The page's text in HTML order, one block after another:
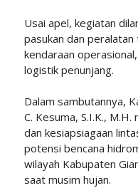
Usai apel, kegiatan
pasukan dan
kendaraan
logistik penunjang.
Dalam sambutannya,
C. Kesuma, S.I.K.,
dan kesiapsiagaan
potensi bencana
wilayah Kabupaten
saat musim hujan.